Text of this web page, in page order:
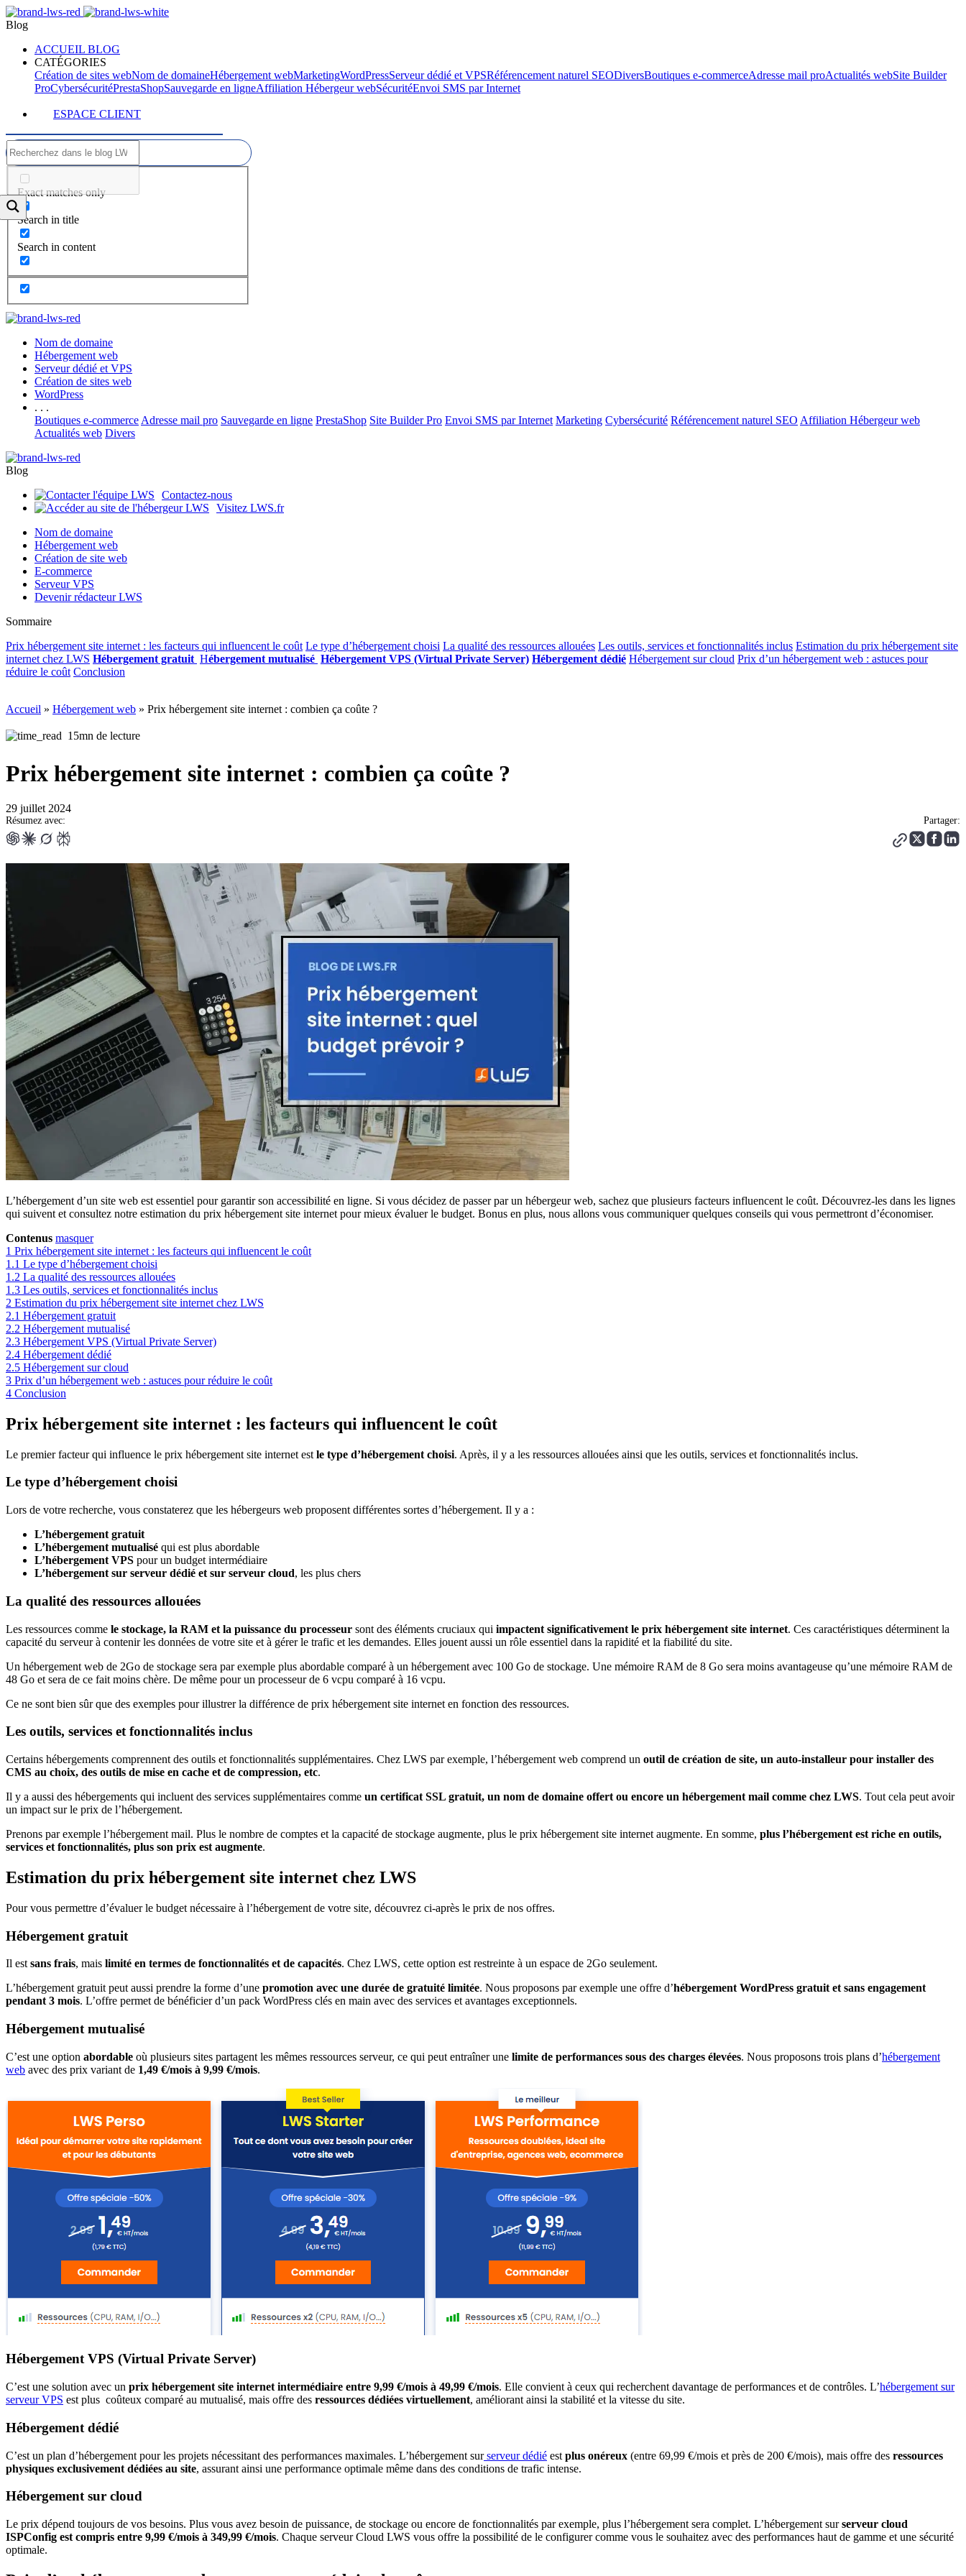
Blog
ACCUEIL BLOG
CATÉGORIES
Création de sites webNom de domaineHébergement webMarketingWordPressServeur dédié et VPSRéférencement naturel SEODiversBoutiques e-commerceAdresse mail proActualités webSite Builder
ProCybersécuritéPrestaShopSauvegarde en ligneAffiliation Hébergeur webSécuritéEnvoi SMS par Internet
ESPACE CLIENT
Exact matches only
Search in title
Search in content
Nom de domaine
Hébergement web
Serveur dédié et VPS
Création de sites web
WordPress
. . .
Boutiques e-commerce Adresse mail pro Sauvegarde en ligne PrestaShop Site Builder Pro Envoi SMS par Internet Marketing Cybersécurité Référencement naturel SEO Affiliation Hébergeur web
Actualités web Divers
Blog
Contactez-nous
Visitez LWS.fr
Nom de domaine
Hébergement web
Création de site web
E-commerce
Serveur VPS
Devenir rédacteur LWS
Sommaire
Prix hébergement site internet : les facteurs qui influencent le coût Le type d’hébergement choisi La qualité des ressources allouées Les outils, services et fonctionnalités inclus Estimation du prix hébergement site
internet chez LWS Hébergement gratuit Hébergement mutualisé Hébergement VPS (Virtual Private Server) Hébergement dédié Hébergement sur cloud Prix d’un hébergement web : astuces pour
réduire le coût Conclusion
Accueil » Hébergement web » Prix hébergement site internet : combien ça coûte ?
15mn de lecture
Prix hébergement site internet : combien ça coûte ?
29 juillet 2024
Résumez avec: Partager:
L’hébergement d’un site web est essentiel pour garantir son accessibilité en ligne. Si vous décidez de passer par un hébergeur web, sachez que plusieurs facteurs influencent le coût. Découvrez-les dans les lignes
qui suivent et consultez notre estimation du prix hébergement site internet pour mieux évaluer le budget. Bonus en plus, nous allons vous communiquer quelques conseils qui vous permettront d’économiser.
Contenus masquer
1 Prix hébergement site internet : les facteurs qui influencent le coût
1.1 Le type d’hébergement choisi
1.2 La qualité des ressources allouées
1.3 Les outils, services et fonctionnalités inclus
2 Estimation du prix hébergement site internet chez LWS
2.1 Hébergement gratuit
2.2 Hébergement mutualisé
2.3 Hébergement VPS (Virtual Private Server)
2.4 Hébergement dédié
2.5 Hébergement sur cloud
3 Prix d’un hébergement web : astuces pour réduire le coût
4 Conclusion
Prix hébergement site internet : les facteurs qui influencent le coût
Le premier facteur qui influence le prix hébergement site internet est le type d’hébergement choisi. Après, il y a les ressources allouées ainsi que les outils, services et fonctionnalités inclus.
Le type d’hébergement choisi
Lors de votre recherche, vous constaterez que les hébergeurs web proposent différentes sortes d’hébergement. Il y a :
L’hébergement gratuit
L’hébergement mutualisé qui est plus abordable
L’hébergement VPS pour un budget intermédiaire
L’hébergement sur serveur dédié et sur serveur cloud, les plus chers
La qualité des ressources allouées
Les ressources comme le stockage, la RAM et la puissance du processeur sont des éléments cruciaux qui impactent significativement le prix hébergement site internet. Ces caractéristiques déterminent la
capacité du serveur à contenir les données de votre site et à gérer le trafic et les demandes. Elles jouent aussi un rôle essentiel dans la rapidité et la fiabilité du site.
Un hébergement web de 2Go de stockage sera par exemple plus abordable comparé à un hébergement avec 100 Go de stockage. Une mémoire RAM de 8 Go sera moins avantageuse qu’une mémoire RAM de
48 Go et sera de ce fait moins chère. De même pour un processeur de 6 vcpu comparé à 16 vcpu.
Ce ne sont bien sûr que des exemples pour illustrer la différence de prix hébergement site internet en fonction des ressources.
Les outils, services et fonctionnalités inclus
Certains hébergements comprennent des outils et fonctionnalités supplémentaires. Chez LWS par exemple, l’hébergement web comprend un outil de création de site, un auto-installeur pour installer des
CMS au choix, des outils de mise en cache et de compression, etc.
Il y a aussi des hébergements qui incluent des services supplémentaires comme un certificat SSL gratuit, un nom de domaine offert ou encore un hébergement mail comme chez LWS. Tout cela peut avoir
un impact sur le prix de l’hébergement.
Prenons par exemple l’hébergement mail. Plus le nombre de comptes et la capacité de stockage augmente, plus le prix hébergement site internet augmente. En somme, plus l’hébergement est riche en outils,
services et fonctionnalités, plus son prix est augmente.
Estimation du prix hébergement site internet chez LWS
Pour vous permettre d’évaluer le budget nécessaire à l’hébergement de votre site, découvrez ci-après le prix de nos offres.
Hébergement gratuit
Il est sans frais, mais limité en termes de fonctionnalités et de capacités. Chez LWS, cette option est restreinte à un espace de 2Go seulement.
L’hébergement gratuit peut aussi prendre la forme d’une promotion avec une durée de gratuité limitée. Nous proposons par exemple une offre d’hébergement WordPress gratuit et sans engagement
pendant 3 mois. L’offre permet de bénéficier d’un pack WordPress clés en main avec des services et avantages exceptionnels.
Hébergement mutualisé
C’est une option abordable où plusieurs sites partagent les mêmes ressources serveur, ce qui peut entraîner une limite de performances sous des charges élevées. Nous proposons trois plans d’hébergement
web avec des prix variant de 1,49 €/mois à 9,99 €/mois.
Hébergement VPS (Virtual Private Server)
C’est une solution avec un prix hébergement site internet intermédiaire entre 9,99 €/mois à 49,99 €/mois. Elle convient à ceux qui recherchent davantage de performances et de contrôles. L’hébergement sur
serveur VPS est plus coûteux comparé au mutualisé, mais offre des ressources dédiées virtuellement, améliorant ainsi la stabilité et la vitesse du site.
Hébergement dédié
C’est un plan d’hébergement pour les projets nécessitant des performances maximales. L’hébergement surserveur dédié est plus onéreux (entre 69,99 €/mois et près de 200 €/mois), mais offre des ressources
physiques exclusivement dédiées au site, assurant ainsi une performance optimale même dans des conditions de trafic intense.
Hébergement sur cloud
Le prix dépend toujours de vos besoins. Plus vous avez besoin de puissance, de stockage ou encore de fonctionnalités par exemple, plus l’hébergement sera complet. L’hébergement surserveur cloud
ISPConfig est compris entre 9,99 €/mois à 349,99 €/mois. Chaque serveur Cloud LWS vous offre la possibilité de le configurer comme vous le souhaitez avec des performances haut de gamme et une sécurité
optimale.